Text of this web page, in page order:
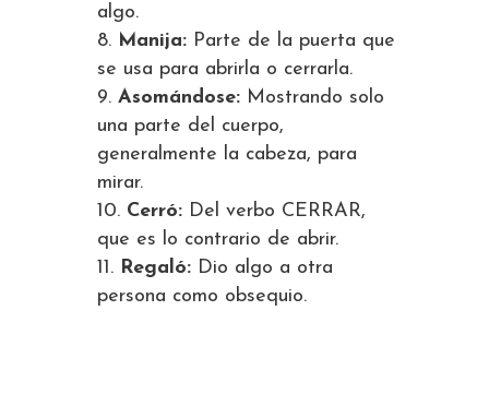
algo.
Manija:Parte de la puerta que
se usa para abrirla o cerrarla.
Asomándose:Mostrando solo
una parte del cuerpo,
generalmente la cabeza, para
mirar.
Cerró:Del verbo CERRAR,
que es lo contrario de abrir.
Regaló:Dio algo a otra
persona como obsequio.